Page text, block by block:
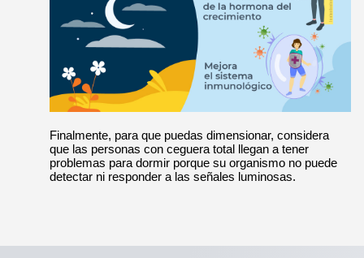
Finalmente, para que puedas dimensionar, considera
que las personas con ceguera total llegan a tener
problemas para dormir porque su organismo no puede
detectar ni responder a las señales luminosas.